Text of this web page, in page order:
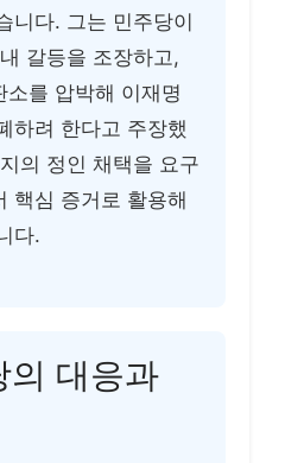
니다. 그는 민주당이
갈등을 조장하고,
를 압박해 이재명
하려 한다고 주장했
의 정인 채택을 요구
핵심 증거로 활용해
다.
의 대응과